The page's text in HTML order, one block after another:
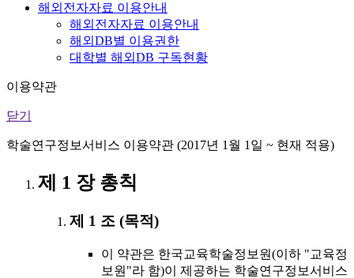
해외전자자료 이용안내
해외전자자료 이용안내
해외DB별 이용권한
대학별 해외DB 구독현황
이용약관
닫기
학술연구정보서비스 이용약관 (2017년 1월 1일 ~ 현재 적용)
제 1 장 총칙
제 1 조 (목적)
이 약관은 한국교육학술정보원(이하 "교육정
보원"라 함)이 제공하는 학술연구정보서비스